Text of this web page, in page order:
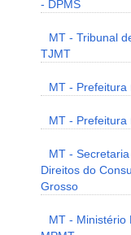
- DPMS
MT - Tribunal
TJMT
MT - Prefeitura
MT - Prefeitura
MT -
Direitos do
Grosso
MT - Ministério